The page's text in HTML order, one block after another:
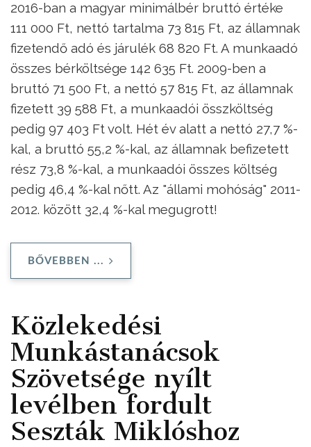
2016-ban a magyar minimálbér bruttó értéke
111 000 Ft, nettó tartalma 73 815 Ft, az államnak
fizetendő adó és járulék 68 820 Ft. A munkaadó
összes bérköltsége 142 635 Ft. 2009-ben a
bruttó 71 500 Ft, a nettó 57 815 Ft, az államnak
fizetett 39 588 Ft, a munkaadói összköltség
pedig 97 403 Ft volt. Hét év alatt a nettó 27,7 %-
kal, a bruttó 55,2 %-kal, az államnak befizetett
rész 73,8 %-kal, a munkaadói összes költség
pedig 46,4 %-kal nőtt. Az "állami mohóság" 2011-
2012. között 32,4 %-kal megugrott!
BŐVEBBEN ...
Közlekedési
Munkástanácsok
Szövetsége nyílt
levélben fordult
Seszták Miklóshoz